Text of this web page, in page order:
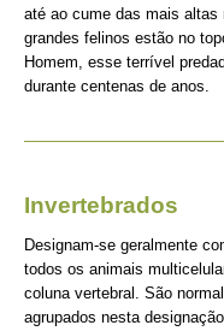
até ao cume das mais altas
grandes felinos estão no
Homem, esse terrível
durante centenas de anos.
Invertebrados
Designam-se geralmente
todos os animais
coluna vertebral. São
agrupados nesta